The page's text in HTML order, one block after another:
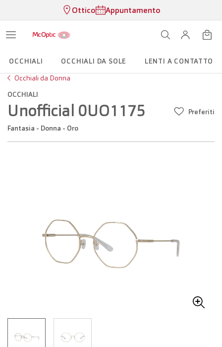
Ottico Appuntamento
OCCHIALI OCCHIALI DA SOLE
LENTI A CONTATTO
Occhiali da Donna
OCCHIALI
Unofficial 0UO1175
Fantasia - Donna - Oro
Preferiti